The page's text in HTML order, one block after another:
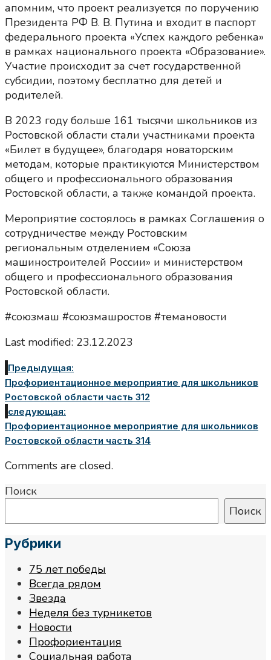
апомним, что проект реализуется по поручению
Президента РФ В. В. Путина и входит в паспорт
федерального проекта «Успех каждого ребенка»
в рамках национального проекта «Образование».
Участие происходит за счет государственной
субсидии, поэтому бесплатно для детей и
родителей.
В 2023 году больше 161 тысячи школьников из
Ростовской области стали участниками проекта
«Билет в будущее», благодаря новаторским
методам, которые практикуются Министерством
общего и профессионального образования
Ростовской области, а также командой проекта.
Мероприятие состоялось в рамках Соглашения о
сотрудничестве между Ростовским
региональным отделением «Союза
машиностроителей России» и министерством
общего и профессионального образования
Ростовской области.
#союзмаш #союзмашростов #темановости
Last modified: 23.12.2023
Предыдущая:
Профориентационное мероприятие для школьников
Ростовской области часть 312
следующая:
Профориентационное мероприятие для школьников
Ростовской области часть 314
Comments are closed.
Поиск
Поиск
Рубрики
75 лет победы
Всегда рядом
Звезда
Неделя без турникетов
Новости
Профориентация
Социальная работа